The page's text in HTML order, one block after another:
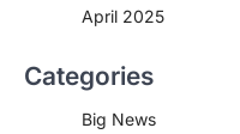
April 2025
Categories
Big News